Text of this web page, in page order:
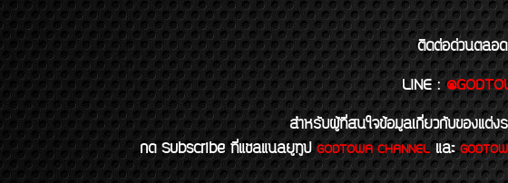
ติดต่อด่วนตล
LINE :
สำหรับผู้ที่สนใจข้อมูลเกี่ยวกับของแต่ง
กด Subscribe ที่แชลแนลยูทูปGODTOWA CHANNELและ